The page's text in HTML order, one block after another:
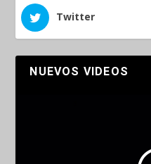
Twitter
NUEVOS VIDEOS